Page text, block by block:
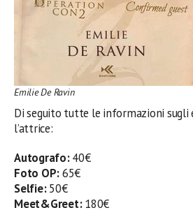
Emilie De Ravin
Di seguito tutte le informazioni
l’attrice:
Autografo:40€
Foto OP:65€
Selfie:50€
Meet&Greet:180€